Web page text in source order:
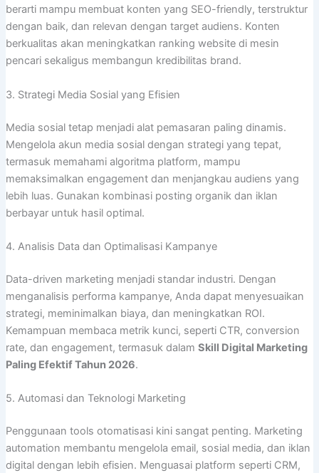
berarti mampu membuat konten yang SEO-friendly, terstruktur
dengan baik, dan relevan dengan target audiens. Konten
berkualitas akan meningkatkan ranking website di mesin
pencari sekaligus membangun kredibilitas brand.
3. Strategi Media Sosial yang Efisien
Media sosial tetap menjadi alat pemasaran paling dinamis.
Mengelola akun media sosial dengan strategi yang tepat,
termasuk memahami algoritma platform, mampu
memaksimalkan engagement dan menjangkau audiens yang
lebih luas. Gunakan kombinasi posting organik dan iklan
berbayar untuk hasil optimal.
4. Analisis Data dan Optimalisasi Kampanye
Data-driven marketing menjadi standar industri. Dengan
menganalisis performa kampanye, Anda dapat menyesuaikan
strategi, meminimalkan biaya, dan meningkatkan ROI.
Kemampuan membaca metrik kunci, seperti CTR, conversion
rate, dan engagement, termasuk dalam Skill Digital Marketing
Paling Efektif Tahun 2026.
5. Automasi dan Teknologi Marketing
Penggunaan tools otomatisasi kini sangat penting. Marketing
automation membantu mengelola email, sosial media, dan iklan
digital dengan lebih efisien. Menguasai platform seperti CRM,